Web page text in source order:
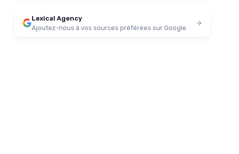
Lexical Agency
Ajoutez-nous à vos sources préférées sur Google